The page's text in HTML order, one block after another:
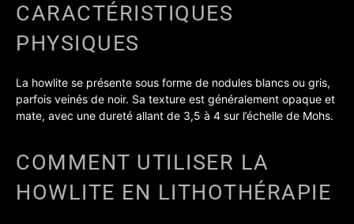
CARACTÉRISTIQUES
PHYSIQUES
La howlite se présente sous forme de nodules blancs ou gris,
parfois veinés de noir. Sa texture est généralement opaque et
mate, avec une dureté allant de 3,5 à 4 sur l’échelle de Mohs.
COMMENT UTILISER LA
HOWLITE EN LITHOTHÉRAPIE